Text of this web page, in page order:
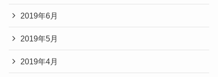
2019年6月
2019年5月
2019年4月